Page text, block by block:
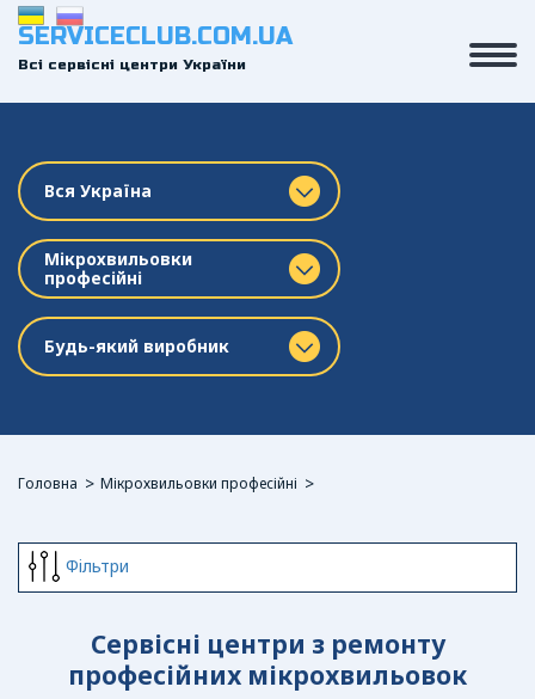
SERVICECLUB.COM.UA
Всі сервісні центри України
Вся Україна
Мікрохвильовки
професійні
Будь-який виробник
Головна Мікрохвильовки професійні
Фiльтри
Сервісні центри з ремонту
професійних мікрохвильовок